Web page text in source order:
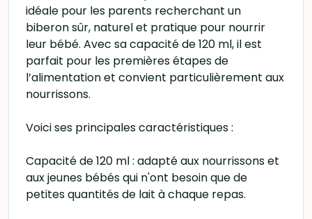
idéale pour les parents recherchant un
biberon sûr, naturel et pratique pour nourrir
leur bébé. Avec sa capacité de 120 ml, il est
parfait pour les premières étapes de
l’alimentation et convient particulièrement aux
nourrissons.
Voici ses principales caractéristiques :
Capacité de 120 ml : adapté aux nourrissons et
aux jeunes bébés qui n'ont besoin que de
petites quantités de lait à chaque repas.